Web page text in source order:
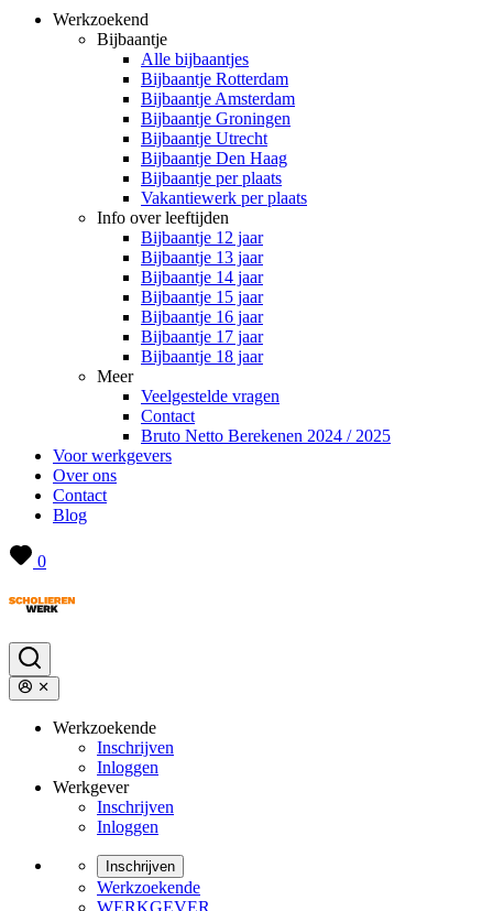
Werkzoekend
Bijbaantje
Alle bijbaantjes
Bijbaantje Rotterdam
Bijbaantje Amsterdam
Bijbaantje Groningen
Bijbaantje Utrecht
Bijbaantje Den Haag
Bijbaantje per plaats
Vakantiewerk per plaats
Info over leeftijden
Bijbaantje 12 jaar
Bijbaantje 13 jaar
Bijbaantje 14 jaar
Bijbaantje 15 jaar
Bijbaantje 16 jaar
Bijbaantje 17 jaar
Bijbaantje 18 jaar
Meer
Veelgestelde vragen
Contact
Bruto Netto Berekenen 2024 / 2025
Voor werkgevers
Over ons
Contact
Blog
0
Werkzoekende
Inschrijven
Inloggen
Werkgever
Inschrijven
Inloggen
Inschrijven
Werkzoekende
WERKGEVER